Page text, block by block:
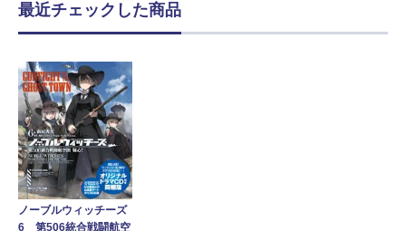
最近チェックした商品
ノーブルウィッチーズ
6 第506統合戦闘航空